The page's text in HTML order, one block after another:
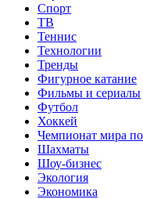
Спорт
ТВ
Теннис
Технологии
Тренды
Фигурное катание
Фильмы и сериалы
Футбол
Хоккей
Чемпионат мира
Шахматы
Шоу-бизнес
Экология
Экономика